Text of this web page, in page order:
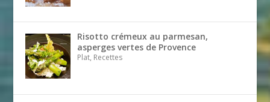
Risotto crémeux au parmesan,
asperges vertes de Provence
Plat, Recettes